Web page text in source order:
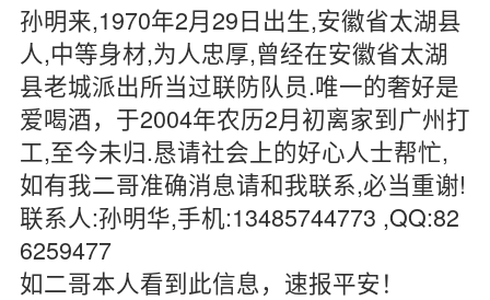
孙明来,1970年2月29日出生,安徽省太湖县
人,中等身材,为人忠厚,曾经在安徽省太湖
县老城派出所当过联防队员.唯一的奢好是
爱喝酒，于2004年农历2月初离家到广州打
工,至今未归.恳请社会上的好心人士帮忙,
如有我二哥准确消息请和我联系,必当重谢!
联系人:孙明华,手机:13485744773 ,QQ:82
6259477
如二哥本人看到此信息，速报平安！